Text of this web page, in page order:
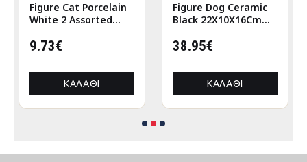
Figure Cat Porcelain
White 2 Assorted
9.73€
ΚΑΛΆΘΙ
Figure Dog Ceramic
Black 22X10X16Cm
38.95€
ΚΑΛΆΘΙ